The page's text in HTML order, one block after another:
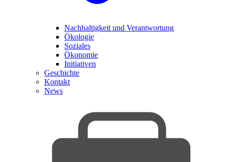
Nachhaltigkeit und Verantwortung
Ökologie
Soziales
Ökonomie
Initiativen
Geschichte
Kontakt
News